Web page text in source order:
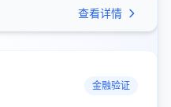
查看详情
金融验证